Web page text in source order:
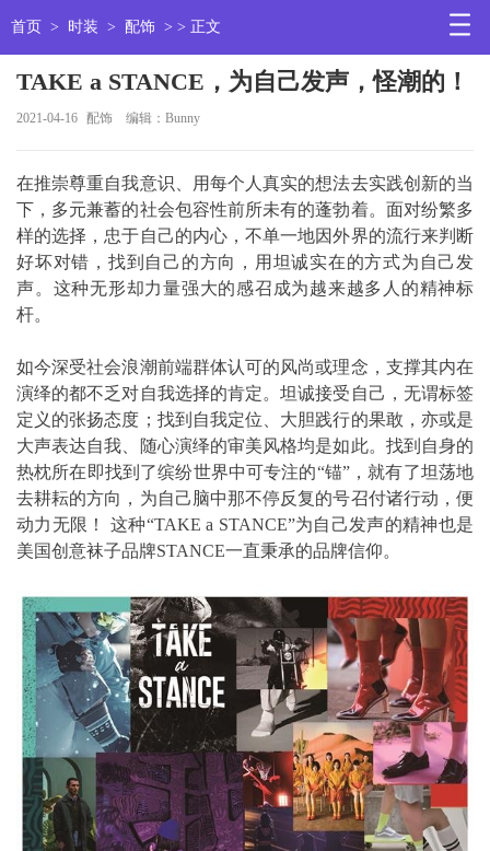
首页 > 时装 > 配饰 > > 正文
TAKE a STANCE，为自己发声，怪潮的！
2021-04-16 配饰 编辑：Bunny
在推崇尊重自我意识、用每个人真实的想法去实践创新的当
下，多元兼蓄的社会包容性前所未有的蓬勃着。面对纷繁多
样的选择，忠于自己的内心，不单一地因外界的流行来判断
好坏对错，找到自己的方向，用坦诚实在的方式为自己发
声。这种无形却力量强大的感召成为越来越多人的精神标
杆。
如今深受社会浪潮前端群体认可的风尚或理念，支撑其内在
演绎的都不乏对自我选择的肯定。坦诚接受自己，无谓标签
定义的张扬态度；找到自我定位、大胆践行的果敢，亦或是
大声表达自我、随心演绎的审美风格均是如此。找到自身的
热枕所在即找到了缤纷世界中可专注的“锚”，就有了坦荡地
去耕耘的方向，为自己脑中那不停反复的号召付诸行动，便
动力无限！ 这种“TAKE a STANCE”为自己发声的精神也是
美国创意袜子品牌STANCE一直秉承的品牌信仰。